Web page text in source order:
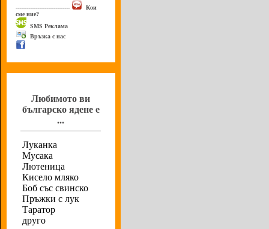
------------------------------
Кои
сме ние?
SMS Реклама
Връзка с нас
Любимото ви
българско ядене е
...
Луканка
Мусака
Лютеница
Кисело мляко
Боб със свинско
Пръжки с лук
Таратор
друго